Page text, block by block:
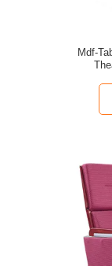
Mdf-